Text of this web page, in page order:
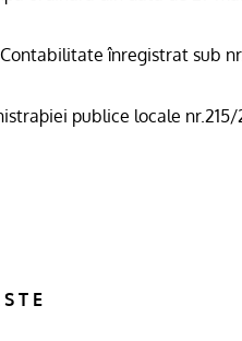
înregistrat sub
publice locale nr.215/
T E